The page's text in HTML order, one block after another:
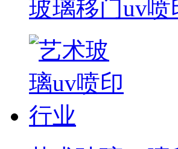
玻璃移门uv喷